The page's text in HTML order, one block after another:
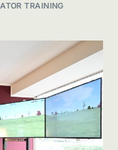
TRAINING